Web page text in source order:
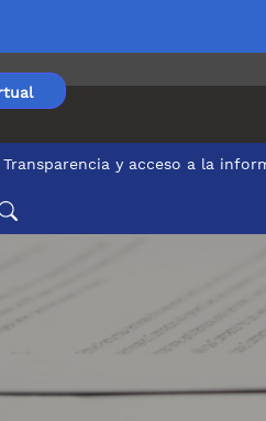
Transparencia y acceso a la